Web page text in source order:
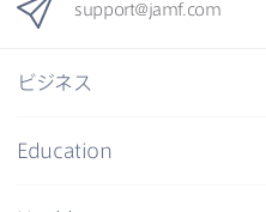
support@jamf. com
ビジネス
Education